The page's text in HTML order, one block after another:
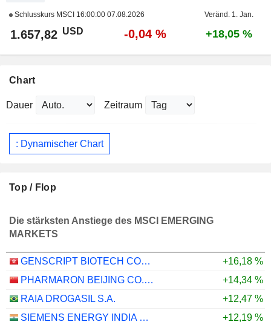
Schlusskurs MSCI 16:00:00 07.08.2026 Veränd. 1. Jan.
1.657,82 USD -0,04 % +18,05 %
Chart
Dauer Zeitraum
: Dynamischer Chart
Top / Flop
Die stärksten Anstiege des MSCI EMERGING
MARKETS
GENSCRIPT BIOTECH CORPORATION
+16,18 %
PHARMARON BEIJING CO., LTD.
+14,34 %
RAIA DROGASIL S.A.
+12,47 %
SIEMENS ENERGY INDIA LIMITED
+12,19 %